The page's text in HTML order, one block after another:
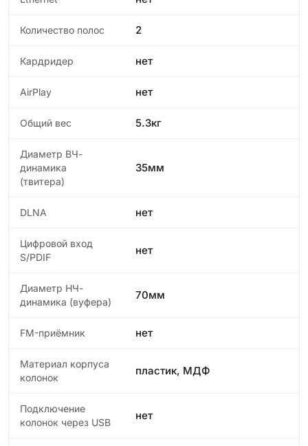
Количество полос 2
Кардридер нет
AirPlay нет
Общий вес 5.3кг
Диаметр ВЧ-
динамика
(твитера)
35мм
DLNA нет
Цифровой вход
S/PDIF
нет
Диаметр НЧ-
динамика (вуфера)
70мм
FM-приёмник нет
Материал корпуса
колонок
пластик, МДФ
Подключение
колонок через USB
нет